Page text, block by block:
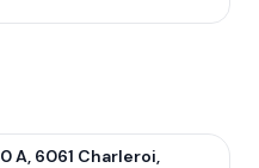
A, 6061 Charleroi,